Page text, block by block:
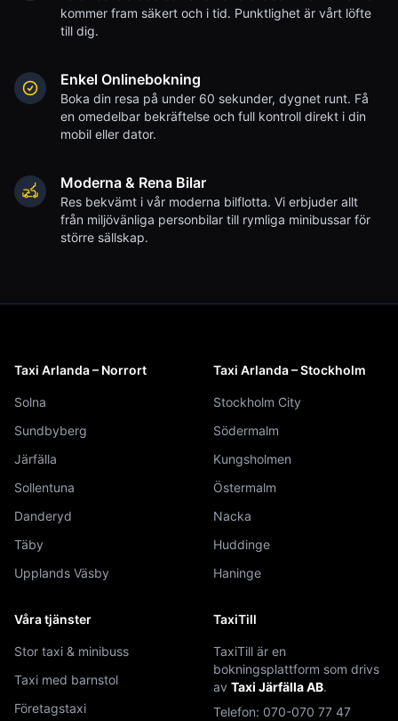
kommer fram säkert och i tid. Punktlighet är vårt löfte
till dig.
Enkel Onlinebokning
Boka din resa på under 60 sekunder, dygnet runt. Få
en omedelbar bekräftelse och full kontroll direkt i din
mobil eller dator.
Moderna & Rena Bilar
Res bekvämt i vår moderna bilflotta. Vi erbjuder allt
från miljövänliga personbilar till rymliga minibussar för
större sällskap.
Taxi Arlanda – Norrort
Solna
Sundbyberg
Järfälla
Sollentuna
Danderyd
Täby
Upplands Väsby
Taxi Arlanda – Stockholm
Stockholm City
Södermalm
Kungsholmen
Östermalm
Nacka
Huddinge
Haninge
Våra tjänster
Stor taxi & minibuss
Taxi med barnstol
Företagstaxi
TaxiTill
TaxiTill är en
bokningsplattform som drivs
av Taxi Järfälla AB.
Telefon: 070-070 77 47